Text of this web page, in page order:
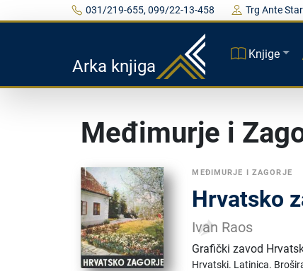
031/219-655, 099/22-13-458 Trg Ante
Arka knjiga
Knjige
Međimurje i
MEĐIMURJE I ZAGORJE
Hrvatsko
Ivan Raos
Grafički zavod
Hrvatski. Latinica.